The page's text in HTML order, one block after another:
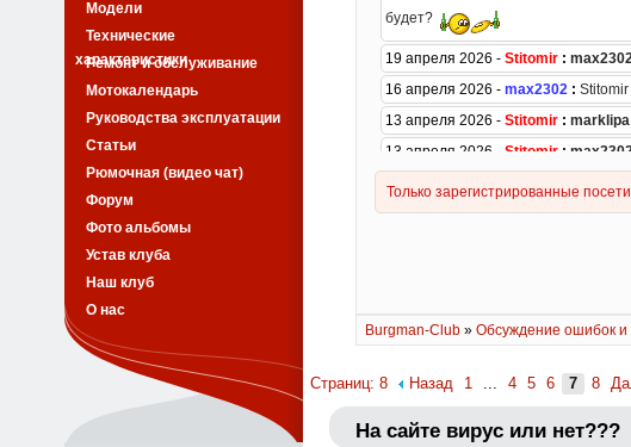
Burgman-Club» Обсуждение ошибок и
Страниц: 8 Назад 1 ... 4 5 6 7 8
На сайте вирус или нет???
Модели
Технические
характеристики
Ремонт и обслуживание
Мотокалендарь
Руководства эксплуатации
Статьи
Рюмочная (видео чат)
Форум
Фото альбомы
Устав клуба
Наш клуб
О нас